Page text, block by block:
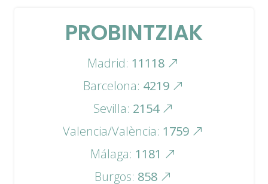
PROBINTZIAK
Madrid: 11118
Barcelona: 4219
Sevilla: 2154
Valencia/València: 1759
Málaga: 1181
Burgos: 858